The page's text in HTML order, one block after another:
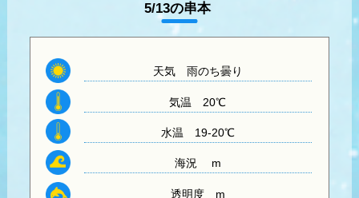
5/13の串本
天気雨のち曇り
気温 20℃
水温 19-20℃
海況 m
透明度m